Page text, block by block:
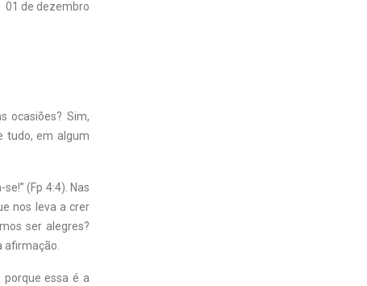
01 de dezembro
ocasiões? Sim,
tudo, em algum
(Fp 4:4). Nas
nos leva a crer
ser alegres?
afirmação.
essa é a